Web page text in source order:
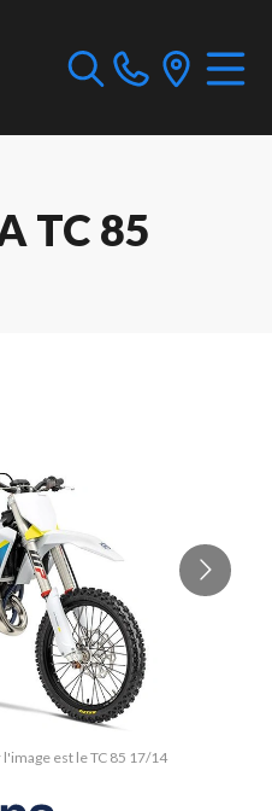
TC 85
est le TC 85 17/14